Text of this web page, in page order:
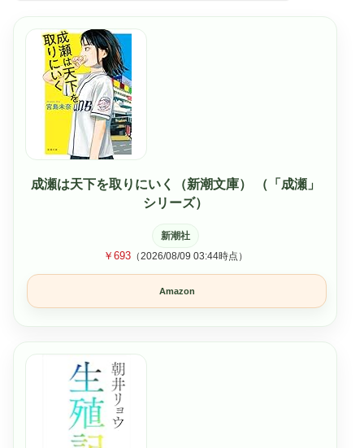
成瀬は天下を取りにいく（新潮文庫） （「成瀬」
シリーズ）
新潮社
￥693（2026/08/09 03:44時点）
Amazon